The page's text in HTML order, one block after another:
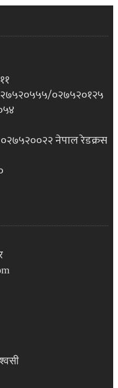
०२७५२०१२५
०२७५२००२२ नेपाल रेडक्रस